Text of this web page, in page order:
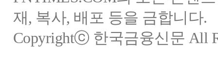
재, 복사, 배포 등을 금합니다.
Copyrightⓒ 한국금융신문 All